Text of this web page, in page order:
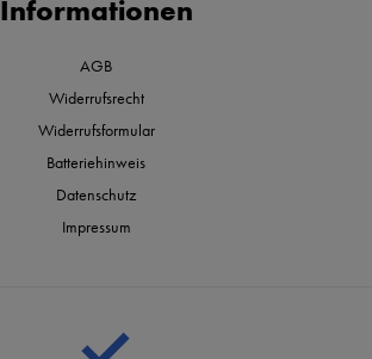
Informationen
AGB
Widerrufsrecht
Widerrufsformular
Batteriehinweis
Datenschutz
Impressum